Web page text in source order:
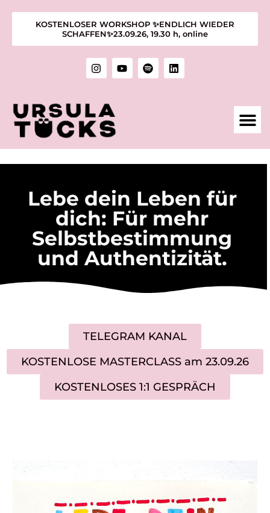
KOSTENLOSER WORKSHOP ✨ENDLICH WIEDER
SCHAFFEN✨23.09.26, 19.30 h, online
Lebe dein Leben für
dich: Für mehr
Selbstbestimmung
und Authentizität.
TELEGRAM KANAL
KOSTENLOSE MASTERCLASS am 23.09.26
KOSTENLOSES 1:1 GESPRÄCH